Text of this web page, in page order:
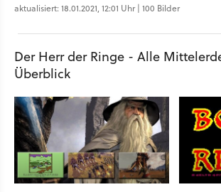
aktualisiert: 18.01.2021, 12:01 Uhr | 100 Bilder
Der Herr der Ringe - Alle
Überblick